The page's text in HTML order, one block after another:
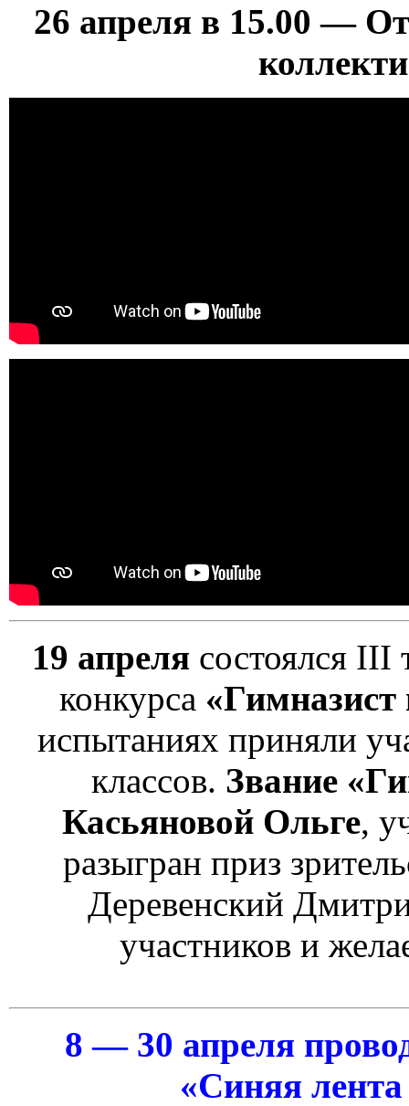
26 апреля в 15.00 —
19 апреля состоялся III
конкурса «Гимназист
испытаниях приняли
классов. Звание
Касьяновой Ольге,
разыгран приз
Деревенский
участников и
8 — 30 апреля
«Синяя